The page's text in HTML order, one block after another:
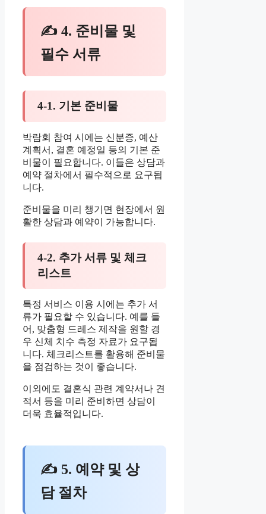
✍ 4. 준비물 및
필수 서류
4-1. 기본 준비물
박람회 참여 시에는 신분증, 예산
계획서, 결혼 예정일 등의 기본 준
비물이 필요합니다. 이들은 상담과
예약 절차에서 필수적으로 요구됩
니다.
준비물을 미리 챙기면 현장에서 원
활한 상담과 예약이 가능합니다.
4-2. 추가 서류 및 체크
리스트
특정 서비스 이용 시에는 추가 서
류가 필요할 수 있습니다. 예를 들
어, 맞춤형 드레스 제작을 원할 경
우 신체 치수 측정 자료가 요구됩
니다. 체크리스트를 활용해 준비물
을 점검하는 것이 좋습니다.
이외에도 결혼식 관련 계약서나 견
적서 등을 미리 준비하면 상담이
더욱 효율적입니다.
✍ 5. 예약 및 상
담 절차